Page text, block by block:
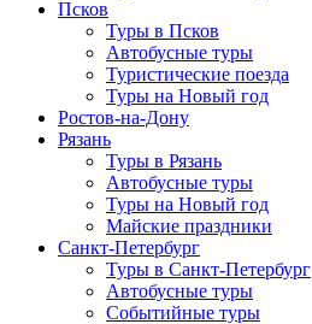
Псков
Туры в Псков
Автобусные туры
Туристические поезда
Туры на Новый год
Ростов-на-Дону
Рязань
Туры в Рязань
Автобусные туры
Туры на Новый год
Майские праздники
Санкт-Петербург
Туры в Санкт-Петербург
Автобусные туры
Событийные туры